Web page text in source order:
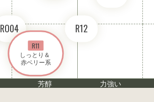
R11
しっとり＆
赤ベリー系
R12
RO04
芳醇 力強い